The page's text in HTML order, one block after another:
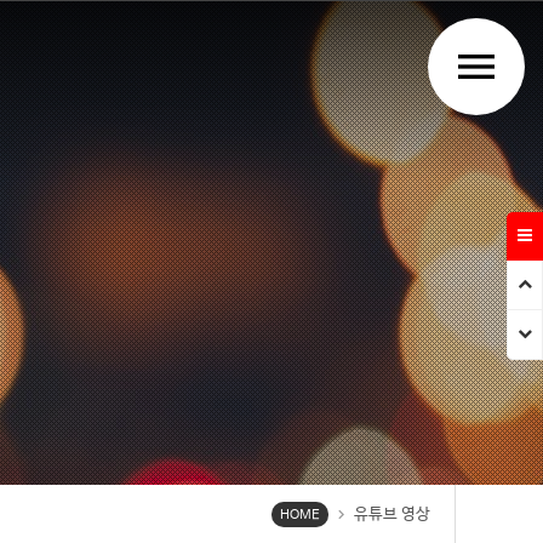
PrevNext
menu
HOME chevron_right 유튜브 영상